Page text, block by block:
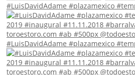
#LuisDavidAdame #plazamexico
#LuisDavidAdame #plazamexico